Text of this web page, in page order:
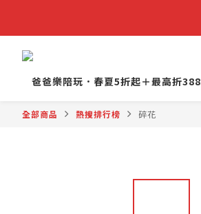
爸爸樂陪玩．春夏5折起＋最高折388
全部商品 熱搜排行榜 碎花